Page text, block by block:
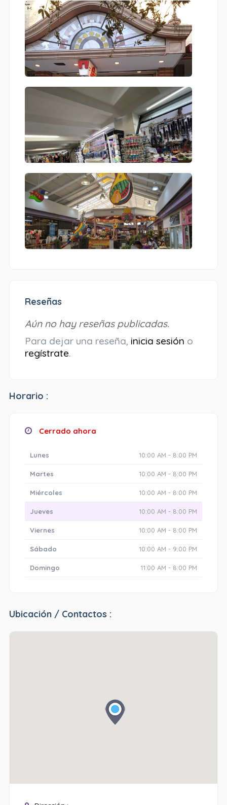
Reseñas
Aún no hay reseñas publicadas.
Para dejar una reseña, inicia sesión o
regístrate.
Horario :
Cerrado ahora
Lunes 10:00 AM - 8:00 PM
Martes 10:00 AM - 8:00 PM
Miércoles 10:00 AM - 8:00 PM
Jueves 10:00 AM - 8:00 PM
Viernes 10:00 AM - 8:00 PM
Sábado 10:00 AM - 9:00 PM
Domingo 11:00 AM - 8:00 PM
Ubicación / Contactos :